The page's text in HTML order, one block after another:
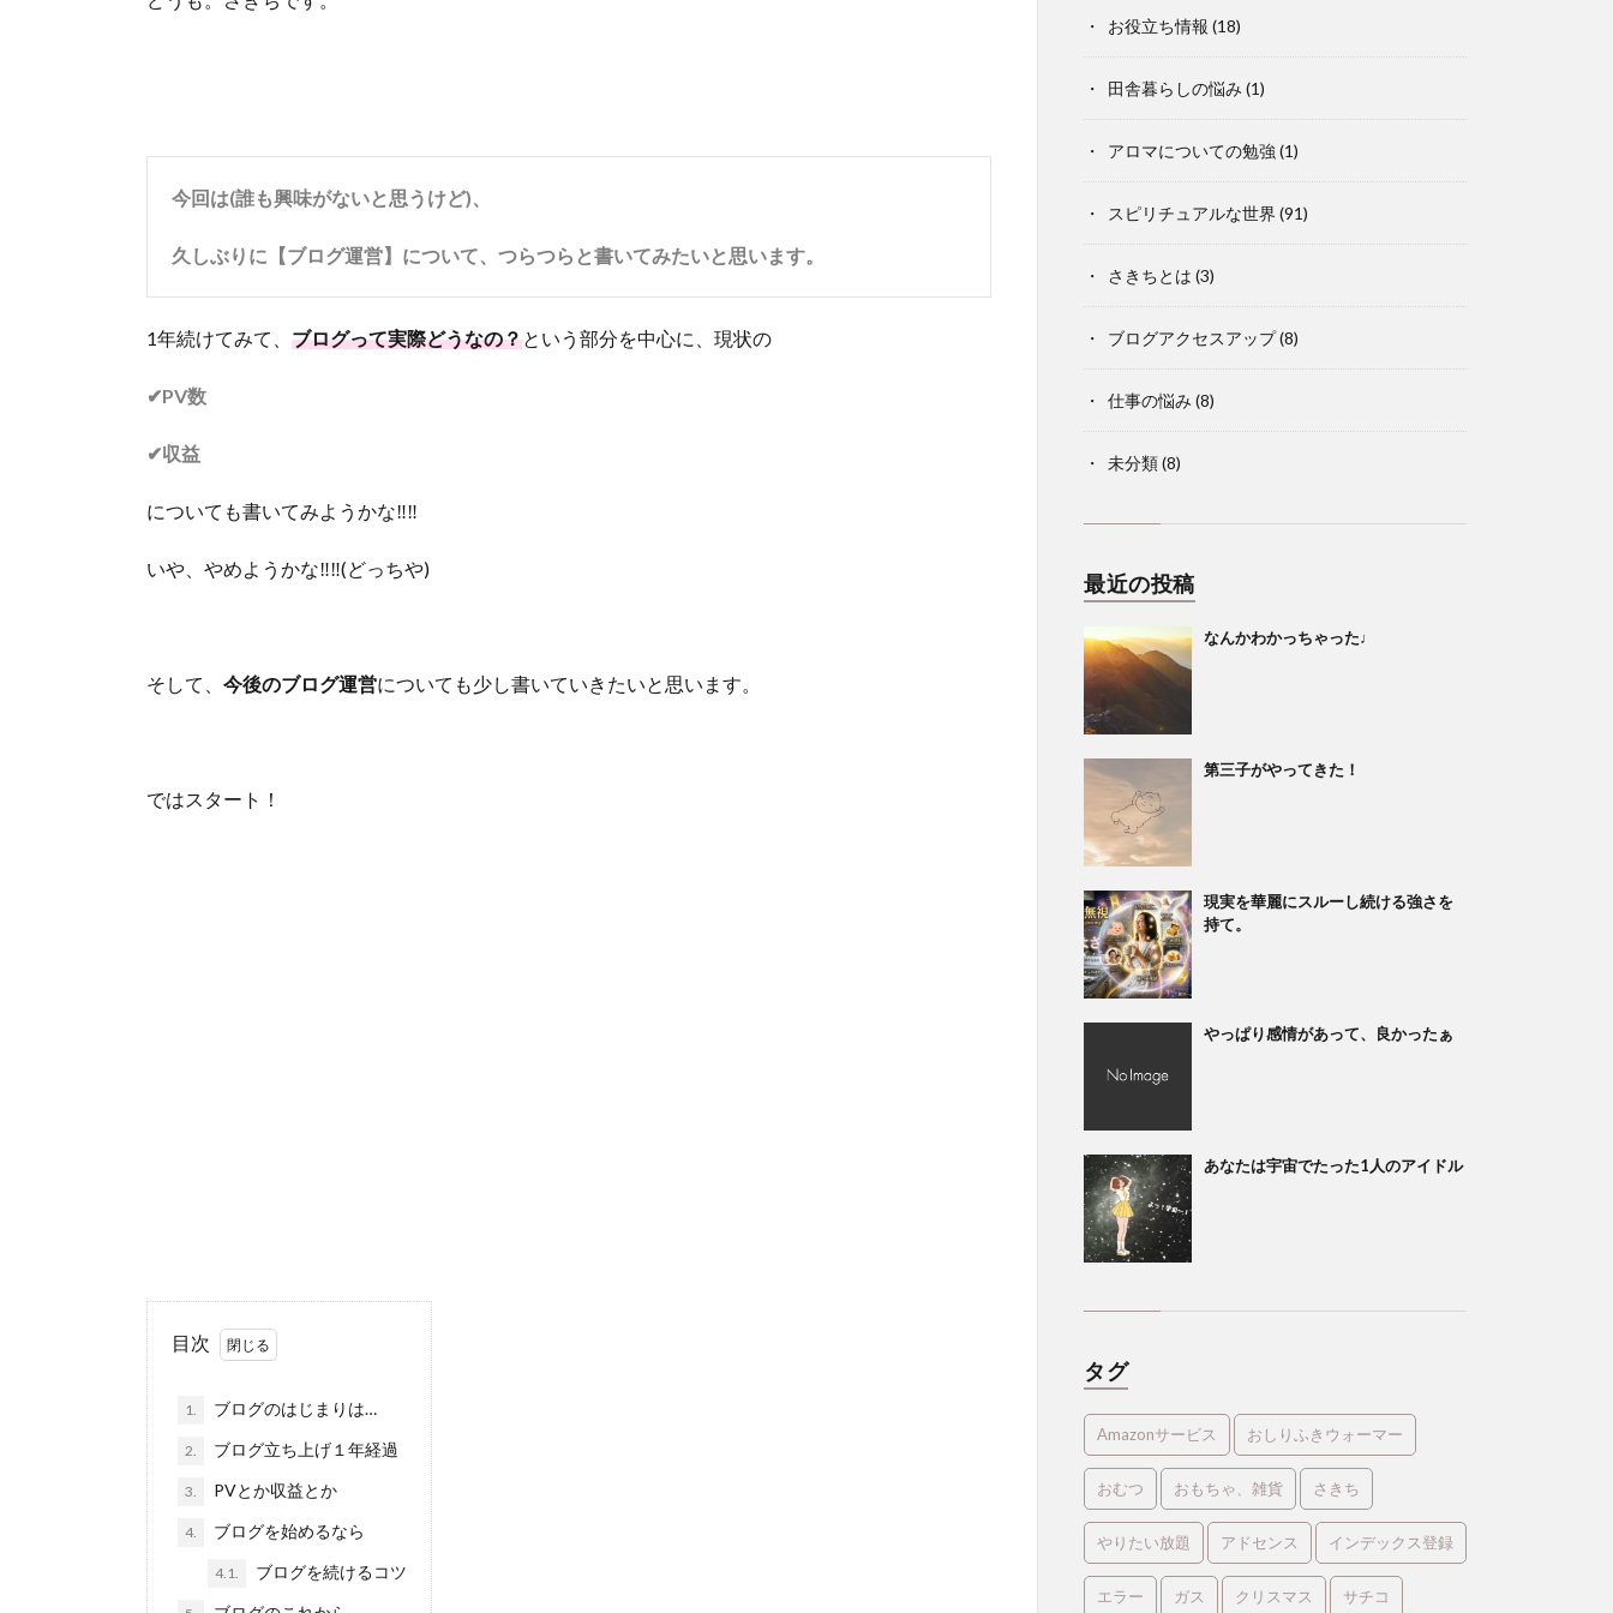
今回は(誰も興味がないと思うけど)、
久しぶりに【ブログ運営】について、つらつらと書いてみたいと思います。
1年続けてみて、 ブログって実際どうなの？という部分を中心に、現状の
✔PV数
✔収益
についても書いてみようかな‼‼
いや、やめようかな‼‼(どっちや)
そして、 今後のブログ運営についても少し書いていきたいと思います。
ではスタート！
目次
1. ブログのはじまりは…
2. ブログ立ち上げ１年経過
3. PVとか収益とか
4. ブログを始めるなら
4.1. ブログを続けるコツ
お役立ち情報 (18)
田舎暮らしの悩み (1)
アロマについての勉強 (1)
スピリチュアルな世界 (91)
さきちとは (3)
ブログアクセスアップ(8)
仕事の悩み (8)
未分類(8)
最近の投稿
なんかわかっちゃった♩
第三子がやってきた！
現実を華麗にスルーし続ける強さを
持て。
やっぱり感情があって、良かったぁ
あなたは宇宙でたった1人のアイドル
タグ
Amazonサービス おしりふきウォーマー
おむつ おもちゃ、雑貨 さきち
やりたい放題 アドセンス インデックス登録
エラー ガス クリスマス サチコ